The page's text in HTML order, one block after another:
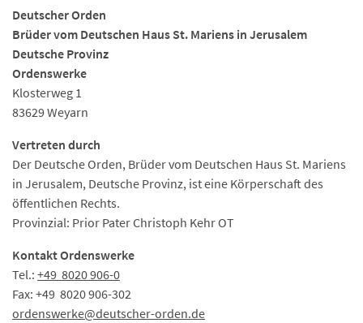
Deutscher Orden
Brüder vom Deutschen Haus St. Mariens in Jerusalem
Deutsche Provinz
Ordenswerke
Klosterweg 1
83629 Weyarn
Vertreten durch
Der Deutsche Orden, Brüder vom Deutschen Haus St. Mariens
in Jerusalem, Deutsche Provinz, ist eine Körperschaft des
öffentlichen Rechts.
Provinzial: Prior Pater Christoph Kehr OT
Kontakt Ordenswerke
Tel.: +49 8020 906-0
Fax: +49 8020 906-302
ordenswerke@deutscher-orden.de